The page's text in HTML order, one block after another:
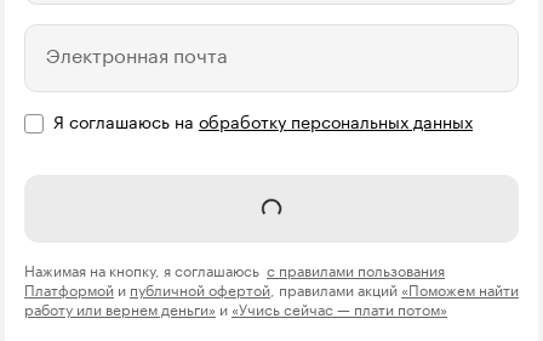
Электронная почта
Я соглашаюсь на обработку персональных данных
Отправить
Нажимая на кнопку, я соглашаюсь с правилами пользования
Платформой и публичной офертой , правилами акций «Поможем найти
работу или вернем деньги» и «Учись сейчас — плати потом»